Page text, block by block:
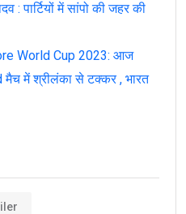
: पार्टियों में सांपो की जहर की
World Cup 2023: आज
में श्रीलंका से टक्कर , भारत